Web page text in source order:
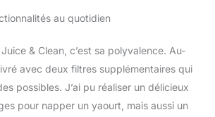
au quotidien
& Clean, c’est sa polyvalence. Au-
avec deux filtres supplémentaires qui
possibles. J’ai pu réaliser un délicieux
pour napper un yaourt, mais aussi un